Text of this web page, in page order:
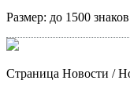
Размер: до 1500 знаков
Страница Новости /